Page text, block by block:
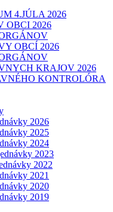
4.JÚLA 2026
OBCI 2026
OBCÍ 2026
KRAJOV 2026
KONTROLÓRA
2026
2025
2024
2023
2022
2021
2020
2019